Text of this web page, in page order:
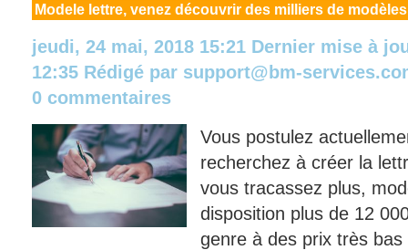
Modele lettre, venez découvrir des milliers de
jeudi, 24 mai, 2018 15:21 Dernier mise à
12:35 Rédigé par support@bm-
0 commentaires
Vous postulez
recherchez à créer la
vous tracassez plus,
disposition plus de 12
genre à des prix très